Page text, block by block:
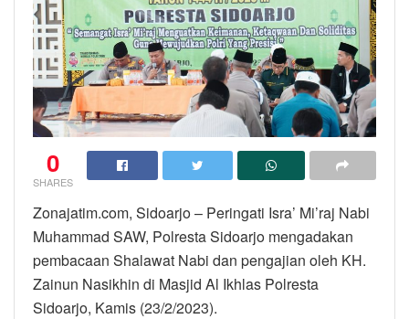
0
SHARES
Zonajatim.com, Sidoarjo – Peringati Isra’ Mi’raj Nabi
Muhammad SAW, Polresta Sidoarjo mengadakan
pembacaan Shalawat Nabi dan pengajian oleh KH.
Zainun Nasikhin di Masjid Al Ikhlas Polresta
Sidoarjo, Kamis (23/2/2023).